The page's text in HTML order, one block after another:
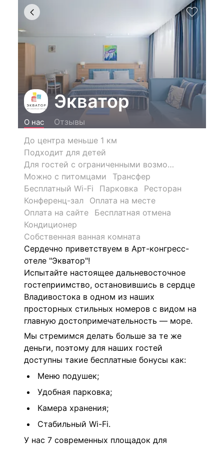
Экватор
О нас
Отзывы
До центра меньше 1 км
Подходит для детей
Для гостей с ограниченными возможностями
Можно с питомцами
Трансфер
Бесплатный Wi-Fi
Парковка
Ресторан
Конференц-зал
Оплата на месте
Оплата на сайте
Бесплатная отмена
Кондиционер
Собственная ванная комната
Сердечно приветствуем в Арт-конгресс-
отеле "Экватор"!
Испытайте настоящее дальневосточное
гостеприимство, остановившись в сердце
Владивостока в одном из наших
просторных стильных номеров с видом на
главную достопримечательность — море.
Мы стремимся делать больше за те же
деньги, поэтому для наших гостей
доступны такие бесплатные бонусы как:
Меню подушек;
Удобная парковка;
Камера хранения;
Стабильный Wi-Fi.
У нас 7 современных площадок для